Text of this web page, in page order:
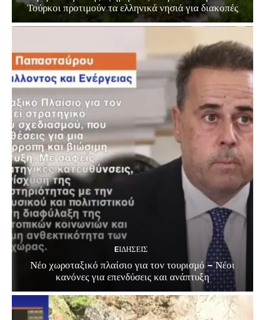
Τούρκοι προτιμούν τα ελληνικά νησιά για διακοπές
EΙΔΗΣΕΙΣ
Νέο χωροταξικό πλαίσιο για τον τουρισμό – Νέοι
κανόνες για επενδύσεις και ανάπτυξη